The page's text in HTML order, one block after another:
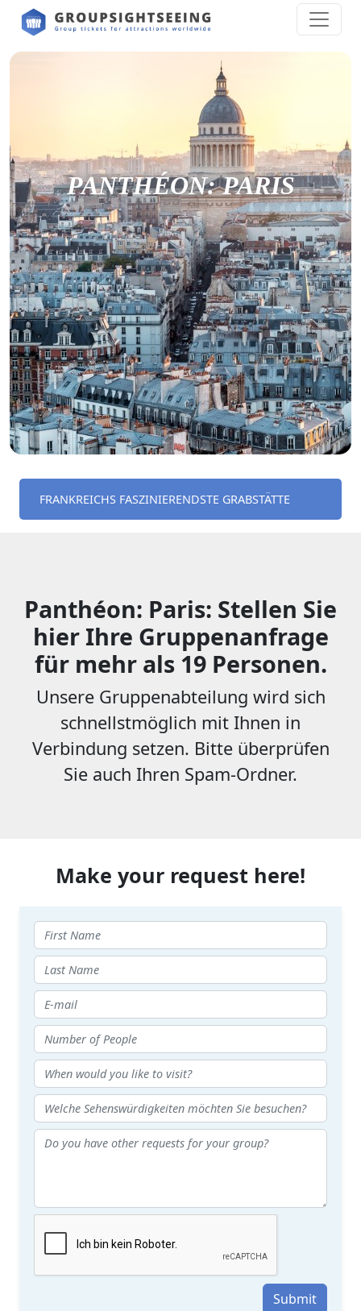
PANTHÉON: PARIS
FRANKREICHS FASZINIERENDSTE GRABSTÄTTE
Panthéon: Paris: Stellen Sie
hier Ihre Gruppenanfrage
für mehr als 19 Personen.
Unsere Gruppenabteilung wird sich
schnellstmöglich mit Ihnen in
Verbindung setzen. Bitte überprüfen
Sie auch Ihren Spam-Ordner.
Make your request here!
Submit